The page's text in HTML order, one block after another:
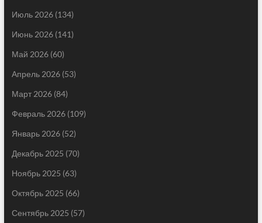
Июль 2026(134)
Июнь 2026(141)
Май 2026(60)
Апрель 2026(53)
Март 2026(84)
Февраль 2026(109)
Январь 2026(52)
Декабрь 2025 (70)
Ноябрь 2025 (63)
Октябрь 2025 (66)
Сентябрь 2025 (57)